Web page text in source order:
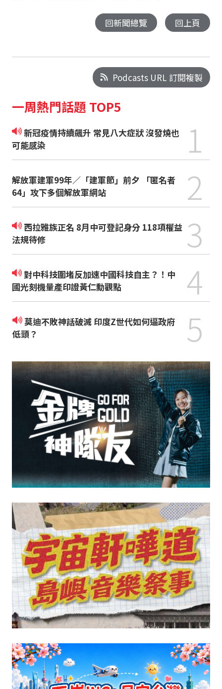
回新聞總覽 回上頁
Podcasts URL 訂閱複製
一周熱門話題 TOP5
新冠疫情持續飆升 常見八大症狀 沒發燒也
可能感染
1
解放軍建軍99年／「建軍節」前夕 「匿名者
64」攻下多個解放軍網站
2
西拉雅族正名 8月中可登記身分 118項權益
法規待修
3
對中科技圍堵反加速中國科技自主？！中
國光刻機量產印證黃仁勳觀點
4
莫迪不敗神話破滅 印度Z世代如何逼政府
低頭？
5